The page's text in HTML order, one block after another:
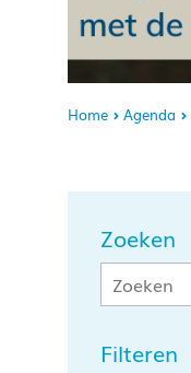
Home Agenda
Zoeken
Filteren